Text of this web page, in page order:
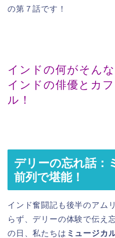
の第７話です！
インドの何がそん
インドの俳優とカ
ル！
デリーの忘れ話：
前列で堪能！
インド奮闘記も後半のアム
らず、デリーの体験で伝え
の日、私たちは ミュージカ